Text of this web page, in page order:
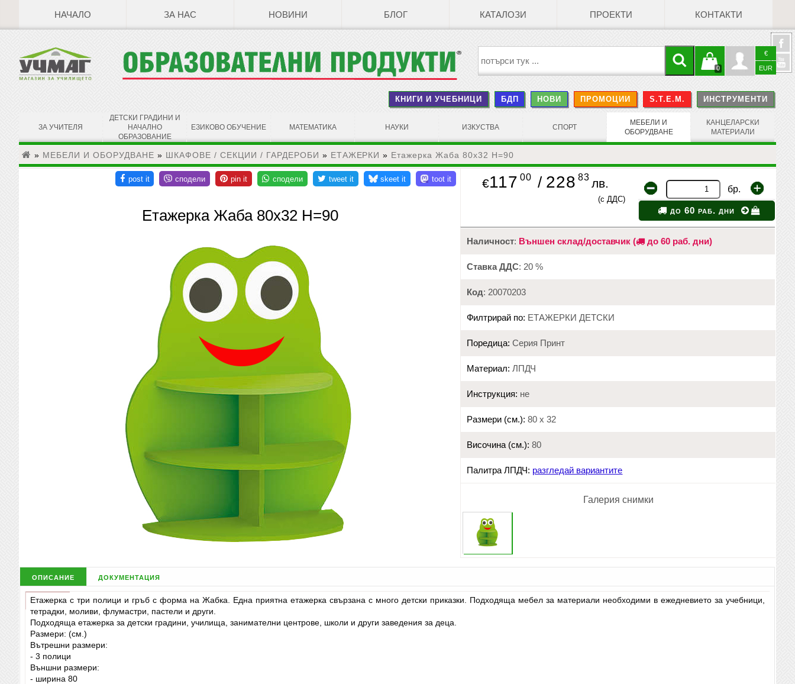
НАЧАЛО ЗА НАС НОВИНИ БЛОГ КАТАЛОЗИ ПРОЕКТИ КОНТАКТИ
€
EUR
Профил
0
Кошницата
е празна
КНИГИ И УЧЕБНИЦИ БДП НОВИ ПРОМОЦИИ S.T.E.M. ИНСТРУМЕНТИ
ЗА УЧИТЕЛЯ
ДЕТСКИ ГРАДИНИ И
НАЧАЛНО
ОБРАЗОВАНИЕ
ЕЗИКОВО ОБУЧЕНИЕ МАТЕМАТИКА НАУКИ ИЗКУСТВА СПОРТ
МЕБЕЛИ И
ОБОРУДВАНЕ
КАНЦЕЛАРСКИ
МАТЕРИАЛИ
» МЕБЕЛИ И ОБОРУДВАНЕ » ШКАФОВЕ / СЕКЦИИ / ГАРДЕРОБИ » ЕТАЖЕРКИ » Етажерка Жаба 80х32 Н=90
Етажерка Жаба 80х32 Н=90
€117 00 / 228 83 лв.
(с ДДС)
бр.
до 60 раб. дни
Наличност: Външен склад/доставчик ( до 60 раб. дни)
Ставка ДДС: 20 %
Код: 20070203
Филтрирай по: ЕТАЖЕРКИ ДЕТСКИ
Поредица: Серия Принт
Материал: ЛПДЧ
Инструкция: не
Размери (см.): 80 х 32
Височина (см.): 80
Палитра ЛПДЧ: разгледай вариантите
Галерия снимки
описание документация
Етажерка с три полици и гръб с форма на Жабка. Една приятна етажерка свързана с много детски приказки. Подходяща мебел за материали необходими в ежедневието за учебници,
тетрадки, моливи, флумастри, пастели и други.
Подходяща етажерка за детски градини, училища, занимателни центрове, школи и други заведения за деца.
Размери: (см.)
Вътрешни размери:
- 3 полици
Външни размери:
- ширина 80